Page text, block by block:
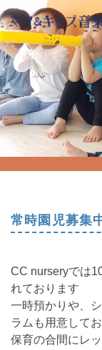
常時園児募集
CC nurseryでは
れております
一時預かりや、
ラムも用意して
保育の合間にレ